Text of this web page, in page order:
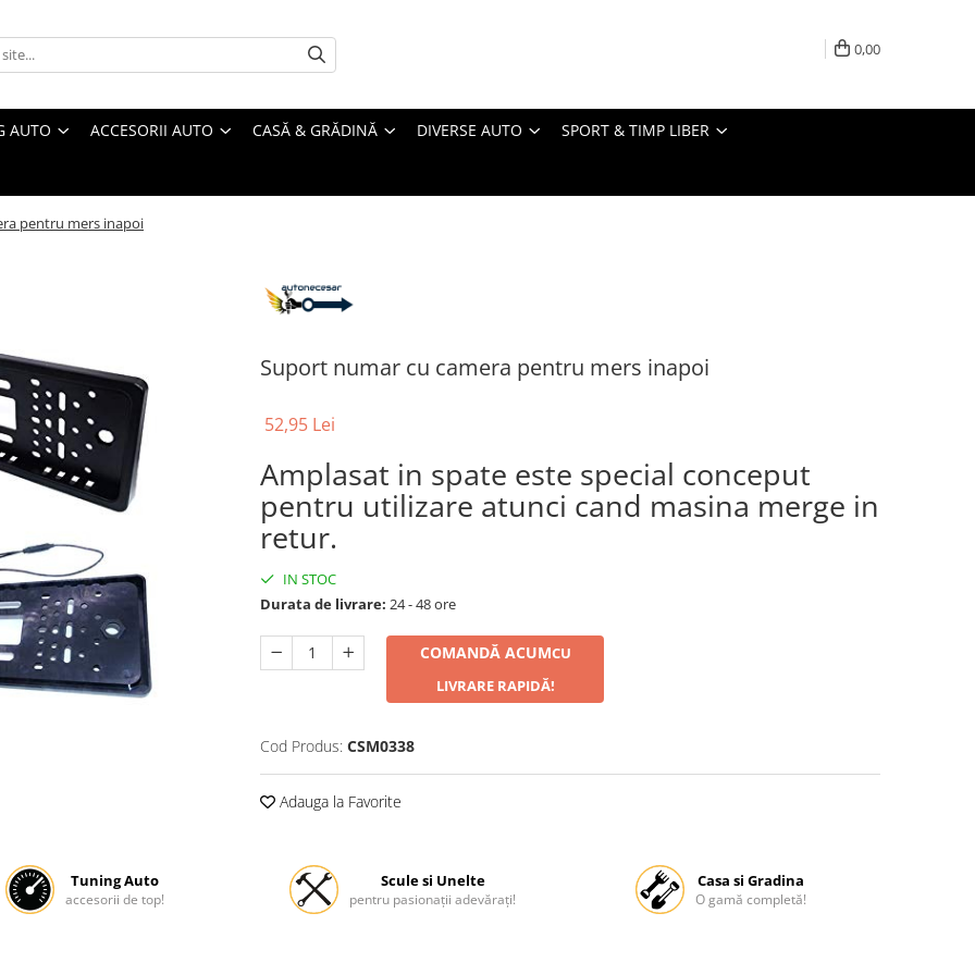
0,00
AUTO ACCESORII AUTO CASĂ & GRĂDINĂ DIVERSE AUTO SPORT & TIMP LIBER
pentru mers inapoi
Suport numar cu camera pentru mers inapoi
52,95 Lei
Amplasat in spate este special conceput
pentru utilizare atunci cand masina merge in
retur.
IN STOC
Durata de livrare: 24 - 48 ore
COMANDĂ ACUMCU
LIVRARE RAPIDĂ!
Cod Produs: CSM0338
Adauga la Favorite
Tuning Auto
accesorii de top!
Scule si Unelte
pentru pasionații adevărați!
Casa si Gradina
O gamă completă!